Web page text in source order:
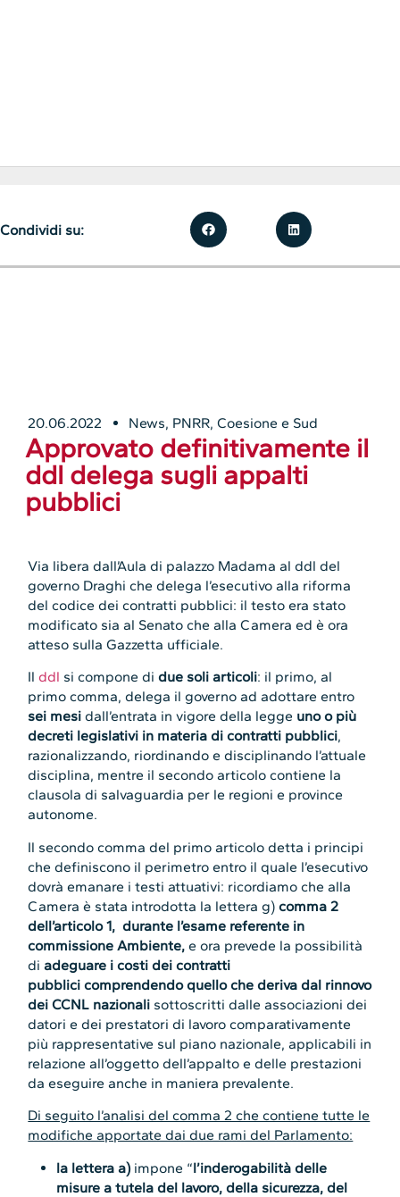
20.06.2022 News, PNRR, Coesione e Sud
Approvato definitivamente il
ddl delega sugli appalti
pubblici
Via libera dall’Aula di palazzo Madama al ddl del
governo Draghi che delega l’esecutivo alla riforma
del codice dei contratti pubblici: il testo era stato
modificato sia al Senato che alla Camera ed è ora
atteso sulla Gazzetta ufficiale.
Ilddl si compone didue soli articoli: il primo, al
primo comma, delega il governo ad adottare entro
sei mesidall’entrata in vigore della legge uno o più
decreti legislativi in materia di contratti pubblici,
razionalizzando, riordinando e disciplinando l’attuale
disciplina, mentre il secondo articolo contiene la
clausola di salvaguardia per le regioni e province
autonome.
Il secondo comma del primo articolo detta i principi
che definiscono il perimetro entro il quale l’esecutivo
dovrà emanare i testi attuativi: ricordiamo che alla
Camera è stata introdotta la lettera g)comma 2
dell’articolo 1, durante l’esame referente in
commissione Ambiente,e ora prevede la possibilità
diadeguare i costi dei contratti
pubblici comprendendo quello che deriva dal rinnovo
dei CCNL nazionali sottoscritti dalle associazioni dei
datori e dei prestatori di lavoro comparativamente
più rappresentative sul piano nazionale, applicabili in
relazione all’oggetto dell’appalto e delle prestazioni
da eseguire anche in maniera prevalente.
Di seguito l’analisi del comma 2 che contiene tutte le
modifiche apportate dai due rami del Parlamento:
la lettera a)impone “l’inderogabilità delle
misure a tutela del lavoro, della sicurezza, del
Condividi su: